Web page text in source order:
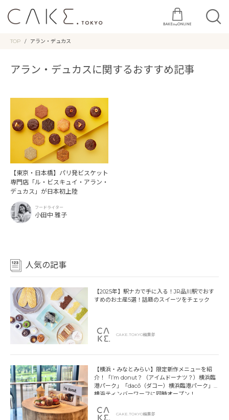
TOP アラン・デュカス
アラン・デュカスに関するおすすめ記事
【東京・日本橋】パリ発ビスケット
専門店「ル・ビスキュイ・アラン・
デュカス」が日本初上陸
フードライター
小田中 雅子
人気の記事
【2025年】駅ナカで手に入る！JR品川駅でおす
すめのお土産5選！話題のスイーツをチェック
CAKE.TOKYO編集部
【横浜・みなとみらい】限定新作メニューを紹
介！「I’m donut？（アイムドーナツ？）横浜臨
港パーク」「dacō（ダコー）横浜臨港パーク」
横浜ティンバーワーフに同時オープン！
CAKE.TOKYO編集部